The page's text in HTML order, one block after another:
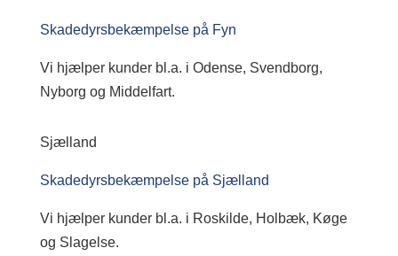
Skadedyrsbekæmpelse på Fyn
Vi hjælper kunder bl.a. i Odense, Svendborg,
Nyborg og Middelfart.
Sjælland
Skadedyrsbekæmpelse på Sjælland
Vi hjælper kunder bl.a. i Roskilde, Holbæk, Køge
og Slagelse.